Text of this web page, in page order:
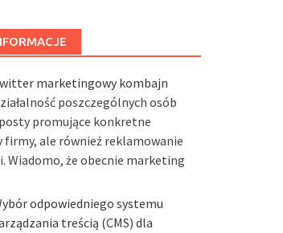
marketingowy kombajn
poszczególnych osób
promujące konkretne
firmy, ale również reklamowanie
Wiadomo, że obecnie marketing
odpowiedniego systemu
treścią (CMS) dla